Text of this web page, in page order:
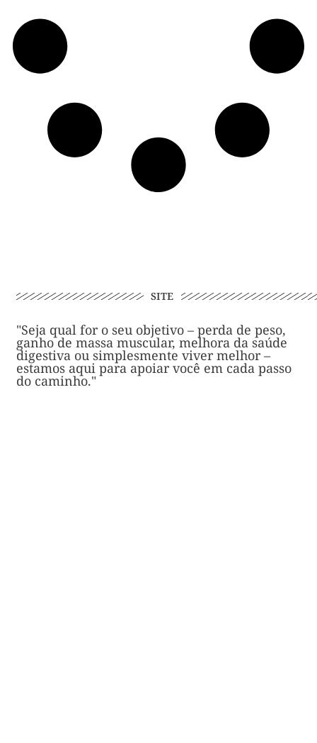
SITE
"Seja qual for o seu objetivo – perda de peso,
ganho de massa muscular, melhora da saúde
digestiva ou simplesmente viver melhor –
estamos aqui para apoiar você em cada passo
do caminho."